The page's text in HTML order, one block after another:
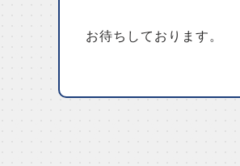
お待ちしております。